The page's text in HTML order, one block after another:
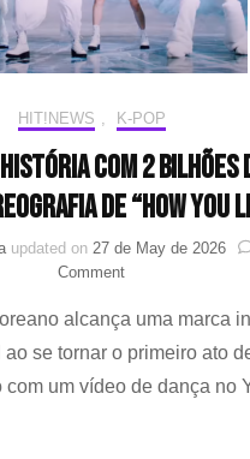
HIT!NEWS K-POP
história com 2 bilhões
de “How You
updated on 27 de May de 2026
Commenton
faz
história
com
2
alcança uma marca
se tornar o primeiro ato
com um vídeo de dança no